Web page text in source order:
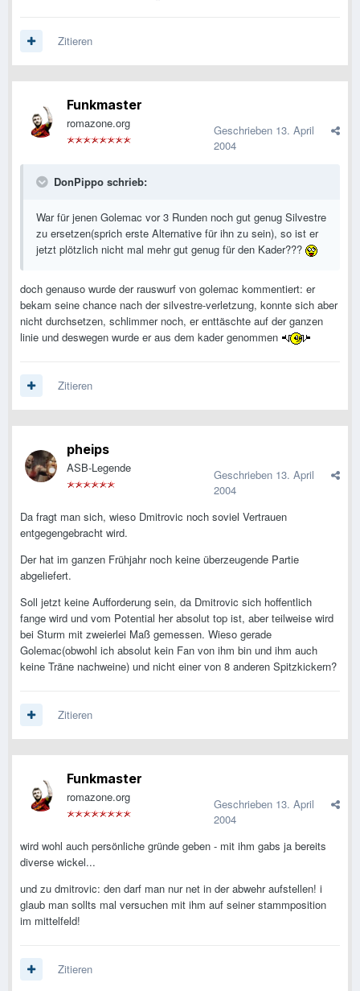
Zitieren
Funkmaster
romazone.org Geschrieben 13. April
2004
DonPippo schrieb:
War für jenen Golemac vor 3 Runden noch gut genug Silvestre
zu ersetzen(sprich erste Alternative für ihn zu sein), so ist er
jetzt plötzlich nicht mal mehr gut genug für den Kader???
doch genauso wurde der rauswurf von golemac kommentiert: er
bekam seine chance nach der silvestre-verletzung, konnte sich aber
nicht durchsetzen, schlimmer noch, er enttäschte auf der ganzen
linie und deswegen wurde er aus dem kader genommen
Zitieren
pheips
ASB-Legende Geschrieben 13. April
2004
Da fragt man sich, wieso Dmitrovic noch soviel Vertrauen
entgegengebracht wird.
Der hat im ganzen Frühjahr noch keine überzeugende Partie
abgeliefert.
Soll jetzt keine Aufforderung sein, da Dmitrovic sich hoffentlich
fange wird und vom Potential her absolut top ist, aber teilweise wird
bei Sturm mit zweierlei Maß gemessen. Wieso gerade
Golemac(obwohl ich absolut kein Fan von ihm bin und ihm auch
keine Träne nachweine) und nicht einer von 8 anderen Spitzkickern?
Zitieren
Funkmaster
romazone.org Geschrieben 13. April
2004
wird wohl auch persönliche gründe geben - mit ihm gabs ja bereits
diverse wickel...
und zu dmitrovic: den darf man nur net in der abwehr aufstellen! i
glaub man sollts mal versuchen mit ihm auf seiner stammposition
im mittelfeld!
Zitieren